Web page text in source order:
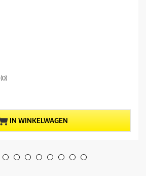
(0)
IN WINKELWAGEN